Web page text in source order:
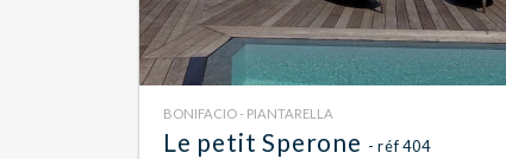
BONIFACIO - PIANTARELLA
Le petit Sperone - réf 404